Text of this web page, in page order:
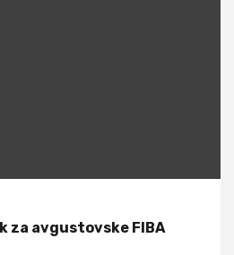
za avgustovske FIBA